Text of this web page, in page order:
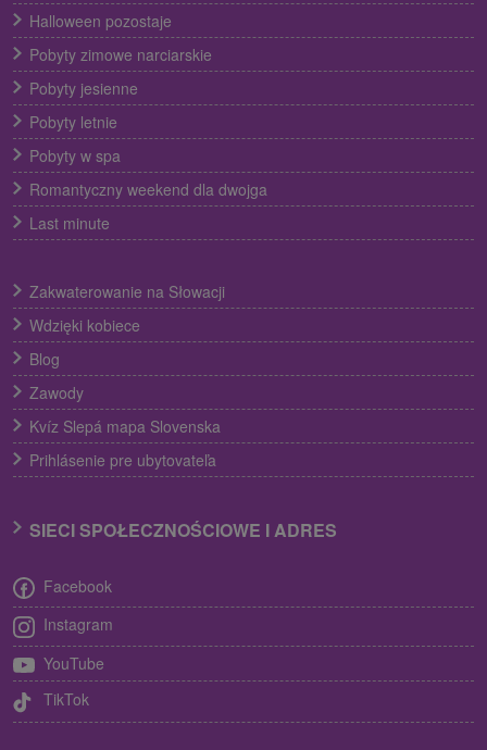
Halloween pozostaje
Pobyty zimowe narciarskie
Pobyty jesienne
Pobyty letnie
Pobyty w spa
Romantyczny weekend dla dwojga
Last minute
Zakwaterowanie na Słowacji
Wdzięki kobiece
Blog
Zawody
Kvíz Slepá mapa Slovenska
Prihlásenie pre ubytovateľa
SIECI SPOŁECZNOŚCIOWE I ADRES
Facebook
Instagram
YouTube
TikTok